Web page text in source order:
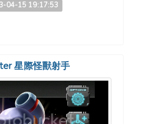
04-15 19:17:53
星際怪獸射手